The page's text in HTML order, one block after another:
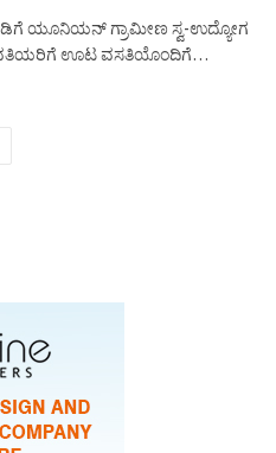
ಯೂನಿಯನ್ ಗ್ರಾಮೀಣ ಸ್ವ-ಉದ್ಯೋಗ
ಊಟ ವಸತಿಯೊಂದಿಗೆ…